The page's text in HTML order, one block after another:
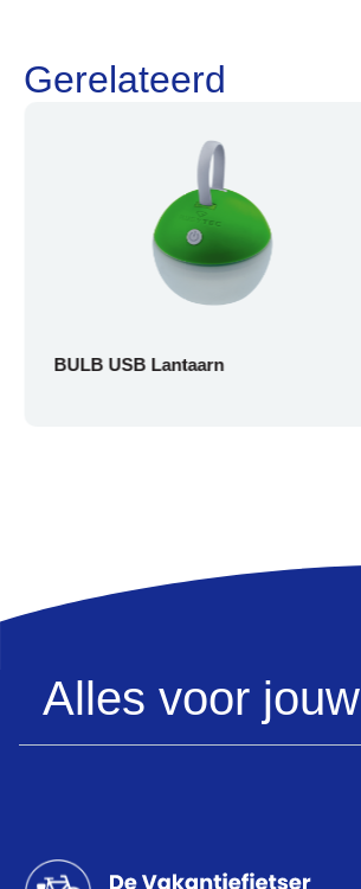
Gerelateerd
BULB USB Lantaarn
Alles voor jouw